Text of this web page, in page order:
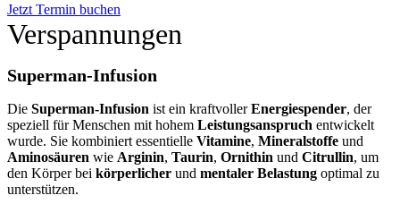
Jetzt Termin buchen
Verspannungen
Superman-Infusion
Die Superman-Infusion ist ein kraftvollerEnergiespender, der
speziell für Menschen mit hohem Leistungsanspruch entwickelt
wurde. Sie kombiniert essentielle Vitamine, Mineralstoffe und
Aminosäuren wie Arginin, Taurin, Ornithin und Citrullin, um
den Körper bei körperlicher und mentaler Belastung optimal zu
unterstützen.